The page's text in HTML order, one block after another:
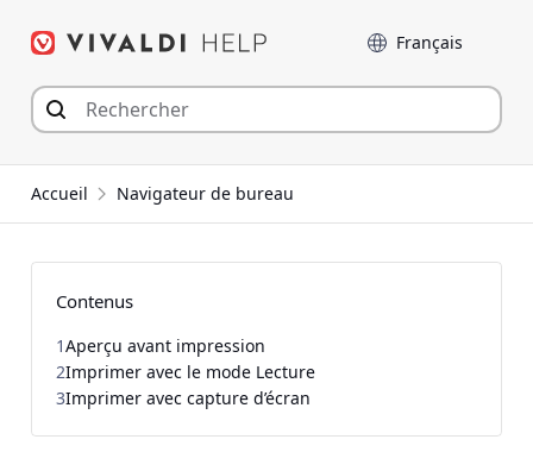
Langue
Accueil Navigateur de bureau
Contenus
1Aperçu avant impression
2Imprimer avec le mode Lecture
3Imprimer avec capture d’écran